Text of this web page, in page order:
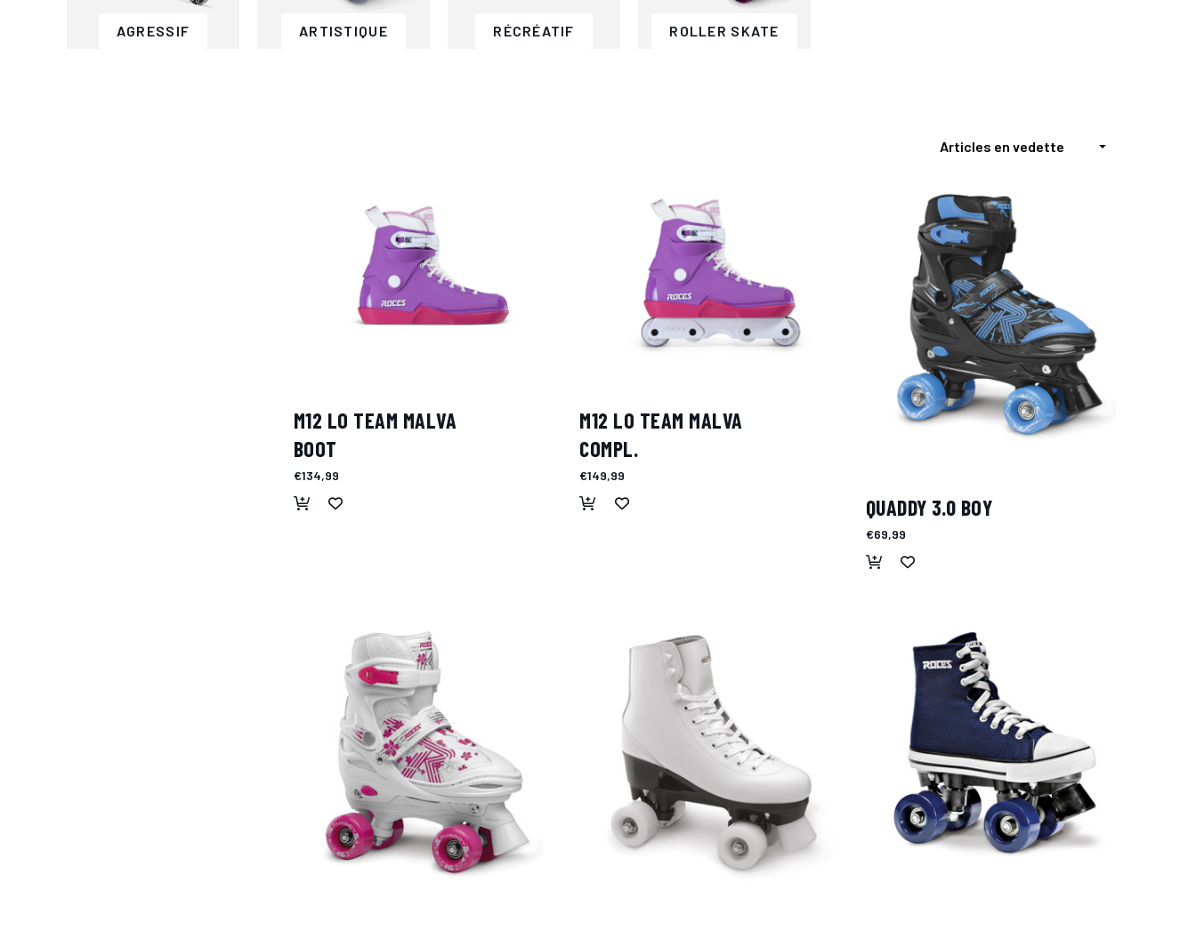
AGRESSIF ARTISTIQUE RÉCRÉATIF ROLLER SKATE
M12 LO TEAM MALVA
BOOT
€134,99
M12 LO TEAM MALVA
COMPL.
€149,99
QUADDY 3.0 BOY
€69,99